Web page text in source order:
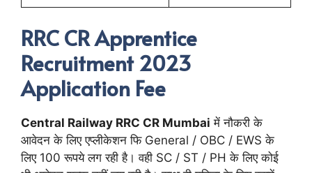
RRC CR Apprentice
Recruitment 2023
Application Fee
Central Railway RRC CR Mumbai में नौकरी के
आवेदन के लिए एप्लीकेशन फि General / OBC / EWS के
लिए 100 रूपये लग रही है। वही SC / ST / PH के लिए कोई